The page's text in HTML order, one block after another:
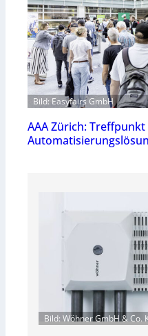
Bild: Easyfairs GmbH
AAA Zürich:
Bild: Wöhner GmbH & Co.